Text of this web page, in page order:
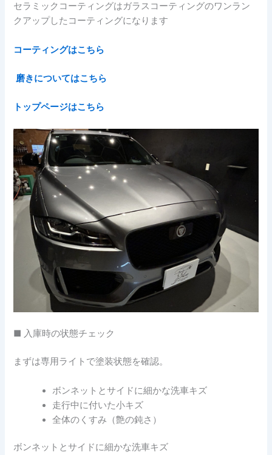
セラミックコーティングはガラスコーティングのワンラン
クアップしたコーティングになります
コーティングはこちら
磨きについてはこちら
トップページはこちら
■ 入庫時の状態チェック
まずは専用ライトで塗装状態を確認。
ボンネットとサイドに細かな洗車キズ
走行中に付いた小キズ
全体のくすみ（艶の鈍さ）
ボンネットとサイドに細かな洗車キズ